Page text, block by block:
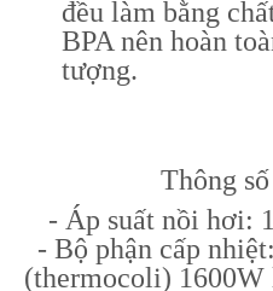
đều làm bằng
BPA nên hoàn
tượng.
Thông
- Áp suất nồi hơi:
- Bộ phận cấp
(thermocoli) 1600W